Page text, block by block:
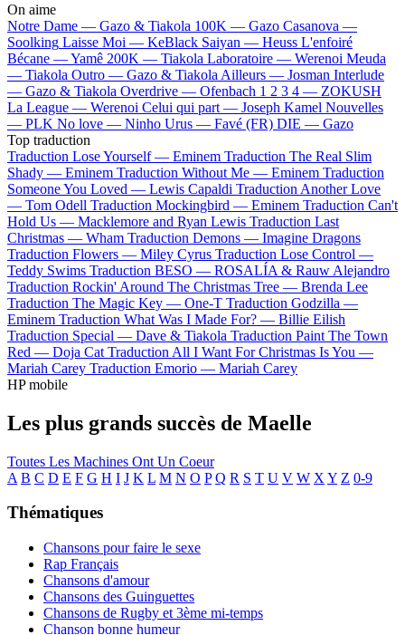
On aime
Notre Dame — Gazo & Tiakola 100K — Gazo Casanova —
Soolking Laisse Moi — KeBlack Saiyan — Heuss L'enfoiré
Bécane —Yamê 200K — Tiakola Laboratoire — Werenoi Meuda
— Tiakola Outro — Gazo & Tiakola Ailleurs — Josman Interlude
— Gazo & Tiakola Overdrive — Ofenbach 1 2 3 4 — ZOKUSH
La League — Werenoi Celui qui part — Joseph Kamel Nouvelles
— PLK No love — Ninho Urus — Favé (FR) DIE — Gazo
Top traduction
Traduction Lose Yourself — Eminem Traduction The Real Slim
Shady — Eminem Traduction Without Me — Eminem Traduction
Someone You Loved — Lewis Capaldi Traduction Another Love
— Tom Odell Traduction Mockingbird — Eminem Traduction Can't
Hold Us — Macklemore and Ryan Lewis Traduction Last
Christmas — Wham Traduction Demons — Imagine Dragons
Traduction Flowers — Miley Cyrus Traduction Lose Control —
Teddy Swims Traduction BESO — ROSALÍA & Rauw Alejandro
Traduction Rockin' Around The Christmas Tree — Brenda Lee
Traduction The Magic Key — One-T Traduction Godzilla —
Eminem Traduction What Was I Made For? — Billie Eilish
Traduction Special — Dave & Tiakola Traduction Paint The Town
Red — Doja Cat Traduction All I Want For Christmas Is You —
Mariah Carey Traduction Emorio — Mariah Carey
HP mobile
Les plus grands succès de Maelle
Toutes Les Machines Ont Un Coeur
A B C D E F G H I J K L M N O P Q R S T U V W X Y Z 0-9
Thématiques
Chansons pour faire le sexe
Rap Français
Chansons d'amour
Chansons des Guinguettes
Chansons de Rugby et 3ème mi-temps
Chanson bonne humeur